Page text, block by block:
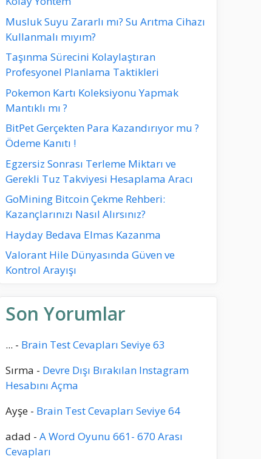
Musluk Suyu Zararlı mı? Su Arıtma Cihazı
Kullanmalı mıyım?
Taşınma Sürecini Kolaylaştıran
Profesyonel Planlama Taktikleri
Pokemon Kartı Koleksiyonu Yapmak
Mantıklı mı ?
BitPet Gerçekten Para Kazandırıyor mu ?
Ödeme Kanıtı !
Egzersiz Sonrası Terleme Miktarı ve
Gerekli Tuz Takviyesi Hesaplama Aracı
GoMining Bitcoin Çekme Rehberi:
Kazançlarınızı Nasıl Alırsınız?
Hayday Bedava Elmas Kazanma
Valorant Hile Dünyasında Güven ve
Kontrol Arayışı
Son Yorumlar
... - Brain Test Cevapları Seviye 63
Sırma - Devre Dışı Bırakılan Instagram
Hesabını Açma
Ayşe - Brain Test Cevapları Seviye 64
adad - A Word Oyunu 661- 670 Arası
Cevapları